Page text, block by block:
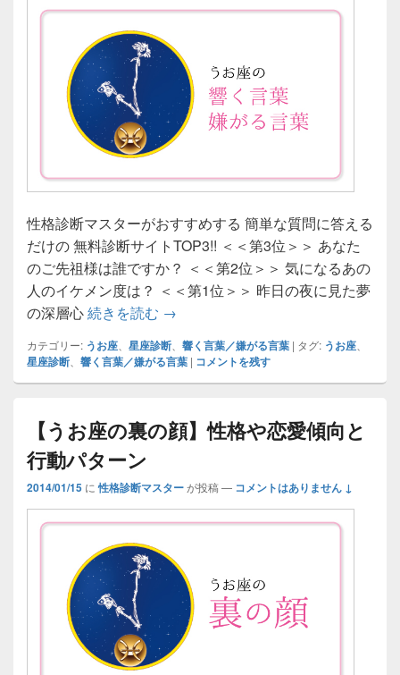
性格診断マスターがおすすめする 簡単な質問に答える
だけの 無料診断サイトTOP3!! ＜＜第3位＞＞ あなた
のご先祖様は誰ですか？ ＜＜第2位＞＞ 気になるあの
人のイケメン度は？ ＜＜第1位＞＞ 昨日の夜に見た夢
の深層心続きを読む 【うお座の響く言葉／嫌がる言葉】
→
カテゴリー: うお座 星座診断 響く言葉／嫌がる言葉 | タグ: うお座
星座診断 響く言葉／嫌がる言葉 | コメントを残す
【うお座の裏の顔】性格や恋愛傾向と
行動パターン
2014/01/15 に 性格診断マスターが投稿 — コメントはありません ↓